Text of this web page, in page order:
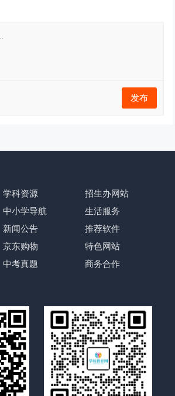
发布
学科资源
招生办网站
中小学导航
生活服务
新闻公告
推荐软件
京东购物
特色网站
中考真题 商务合作